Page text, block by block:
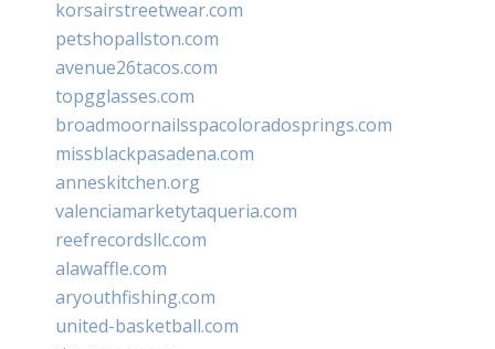
korsairstreetwear.com
petshopallston.com
avenue26tacos.com
topgglasses.com
broadmoornailsspacoloradosprings.com
missblackpasadena.com
anneskitchen.org
valenciamarketytaqueria.com
reefrecordsllc.com
alawaffle.com
aryouthfishing.com
united-basketball.com